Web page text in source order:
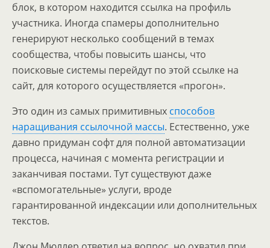
блок, в котором находится ссылка на профиль
участника. Иногда спамеры дополнительно
генерируют несколько сообщений в темах
сообщества, чтобы повысить шансы, что
поисковые системы перейдут по этой ссылке на
сайт, для которого осуществляется «прогон».
Это один из самых примитивных способов
наращивания ссылочной массы. Естественно, уже
давно придуман софт для полной автоматизации
процесса, начиная с момента регистрации и
заканчивая постами. Тут существуют даже
«вспомогательные» услуги, вроде
гарантированной индексации или дополнительных
текстов.